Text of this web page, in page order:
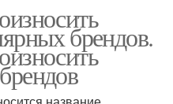
брендов.